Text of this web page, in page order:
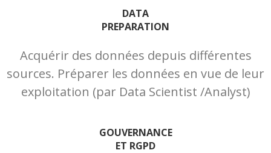
DATA
PREPARATION
Acquérir des données depuis différentes
sources. Préparer les données en vue de leur
exploitation (par Data Scientist /Analyst)
GOUVERNANCE
ET RGPD